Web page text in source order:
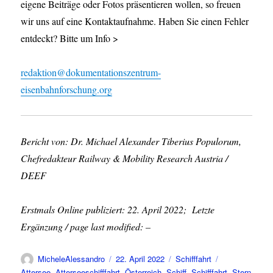
eigene Beiträge oder Fotos präsentieren wollen, so freuen
wir uns auf eine Kontaktaufnahme. Haben Sie einen Fehler
entdeckt? Bitte um Info >
redaktion@dokumentationszentrum-
eisenbahnforschung.org
Bericht von: Dr. Michael Alexander Tiberius Populorum,
Chefredakteur Railway & Mobility Research Austria /
DEEF
Erstmals Online publiziert: 22. April 2022; Letzte
Ergänzung / page last modified: –
Autor
MicheleAlessandro
Veröffentlicht
22. April 2022 Kategorien
Schifffahrt